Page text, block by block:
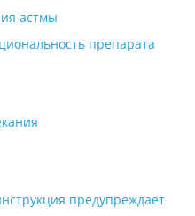
астмы
препарата
предупреждает